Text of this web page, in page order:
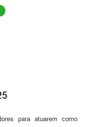
para atuarem como